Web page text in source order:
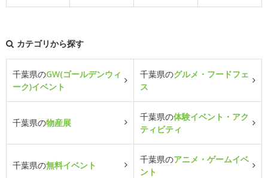
カテゴリから探す
千葉県のGW(ゴールデンウィ
ーク)イベント
千葉県のグルメ・フードフェ
ス
千葉県の物産展
千葉県の体験イベント・アク
ティビティ
千葉県の無料イベント
千葉県のアニメ・ゲームイベ
ント